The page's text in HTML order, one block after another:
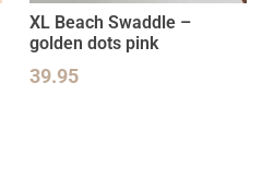
XL Beach Swaddle –
golden dots pink
39.95